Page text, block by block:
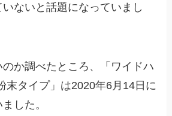
ないと話題になっていまし
か調べたところ、「ワイドハ
末タイプ」は2020年6月14日に
した。